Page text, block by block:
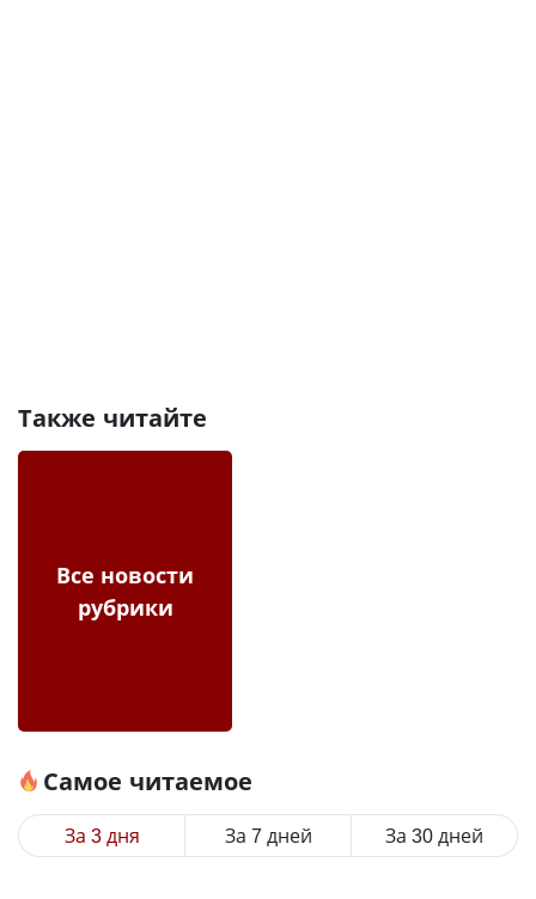
Также читайте
Все новости
рубрики
Самое читаемое
За 3 дня За 7 дней За 30 дней